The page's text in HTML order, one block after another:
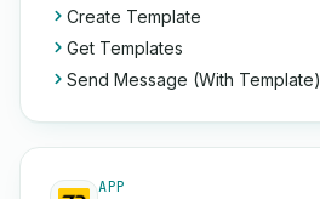
Create Template
Get Templates
Send Message (With Template)
APP